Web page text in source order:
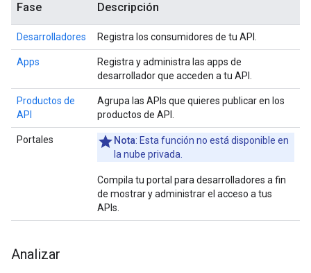
Fase Descripción
Desarrolladores Registra los consumidores de tu API.
Apps
Registra y administra las apps de
desarrollador que acceden a tu API.
Productos de
API
Agrupa las APIs que quieres publicar en los
productos de API.
Portales Nota: Esta función no está disponible en
la nube privada.
Compila tu portal para desarrolladores a fin
de mostrar y administrar el acceso a tus
APIs.
Analizar